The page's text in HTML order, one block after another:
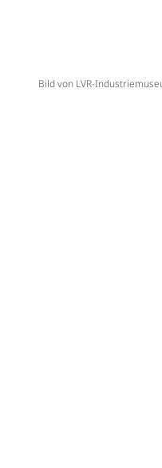
Bild von LVR-